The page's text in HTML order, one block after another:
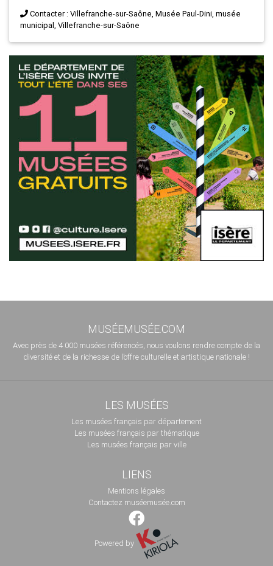
Contacter : Villefranche-sur-Saône, Musée Paul-Dini, musée
municipal, Villefranche-sur-Saône
MUSÉEMUSÉE.COM
Avec près de 4 000 musées référencés, nous voulons rendre compte de la
diversité et de la richesse de l’offre culturelle et artistique nationale !
LES MUSÉES
Les musées français par département
Les musées français par thématique
Les musées français par ville
LIENS
Mentions légales
Contactez muséemusée.com
Powered by